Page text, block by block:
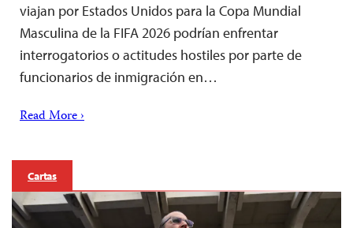
viajan por Estados Unidos para la Copa Mundial
Masculina de la FIFA 2026 podrían enfrentar
interrogatorios o actitudes hostiles por parte de
funcionarios de inmigración en…
Read More ›
Cartas